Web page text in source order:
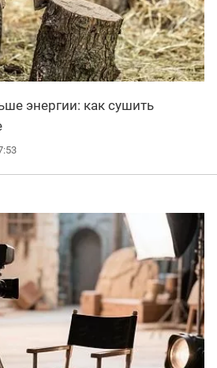
энергии: как сушить